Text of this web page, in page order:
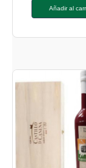
Añadir al